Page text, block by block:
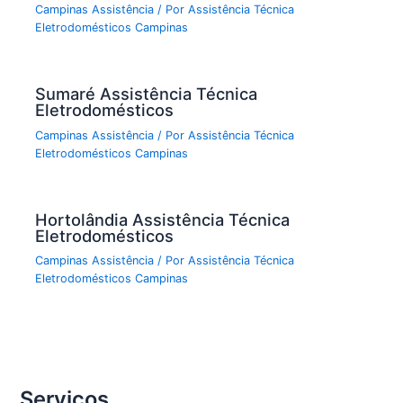
Campinas Assistência / PorAssistência Técnica
Eletrodomésticos Campinas
Sumaré Assistência Técnica
Eletrodomésticos
Campinas Assistência / PorAssistência Técnica
Eletrodomésticos Campinas
Hortolândia Assistência Técnica
Eletrodomésticos
Campinas Assistência / PorAssistência Técnica
Eletrodomésticos Campinas